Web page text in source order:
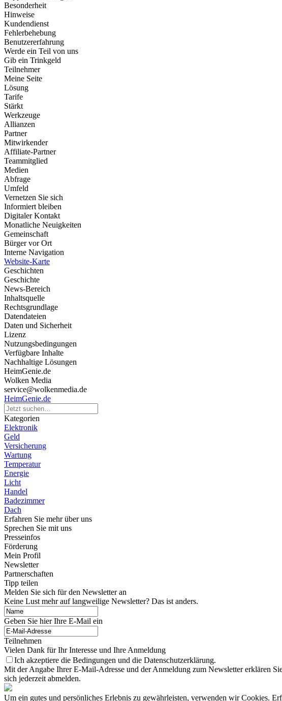
Besonderheit
Hinweise
Kundendienst
Fehlerbehebung
Benutzererfahrung
Werde ein Teil von uns
Gib ein Trinkgeld
Teilnehmer
Meine Seite
Lösung
Tarife
Stärkt
Werkzeuge
Allianzen
Partner
Mitwirkender
Affiliate-Partner
Teammitglied
Medien
Abfrage
Umfeld
Vernetzen Sie sich
Informiert bleiben
Digitaler Kontakt
Monatliche Neuigkeiten
Gemeinschaft
Bürger vor Ort
Interne Navigation
Website-Karte
Geschichten
Geschichte
News-Bereich
Inhaltsquelle
Rechtsgrundlage
Datendateien
Daten und Sicherheit
Lizenz
Nutzungsbedingungen
Verfügbare Inhalte
Nachhaltige Lösungen
HeimGenie.de
Wolken Media
service@wolkenmedia.de
HeimGenie.de
Kategorien
Elektronik
Geld
Versicherung
Wartung
Temperatur
Energie
Licht
Handel
Badezimmer
Dach
Erfahren Sie mehr über uns
Sprechen Sie mit uns
Presseinfos
Förderung
Mein Profil
Newsletter
Partnerschaften
Tipp teilen
Melden Sie sich für den Newsletter an
Keine Lust mehr auf langweilige Newsletter? Das ist anders.
Geben Sie hier Ihre E-Mail ein
Teilnehmen
Vielen Dank für Ihr Interesse und Ihre Anmeldung
Ich akzeptiere die Bedingungen und die Datenschutzerklärung.
Mit der Angabe Ihrer E-Mail-Adresse und der Anmeldung zum Newsletter erklären
sich jederzeit abmelden.
Um ein gutes und persönliches Erlebnis zu gewährleisten, verwenden wir Cookies.